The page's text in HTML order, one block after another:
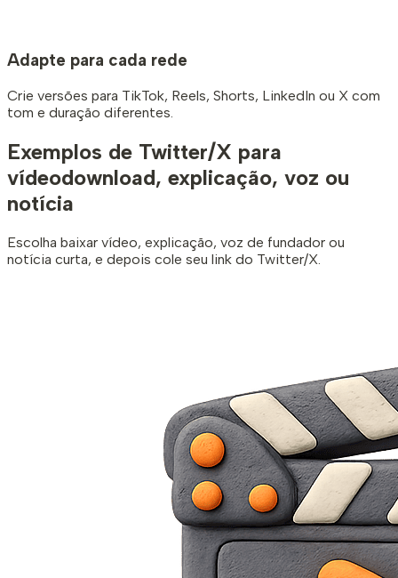
Adapte para cada rede
Crie versões para TikTok, Reels, Shorts, LinkedIn ou X com
tom e duração diferentes.
Exemplos de Twitter/X para
vídeodownload, explicação, voz ou
notícia
Escolha baixar vídeo, explicação, voz de fundador ou
notícia curta, e depois cole seu link do Twitter/X.